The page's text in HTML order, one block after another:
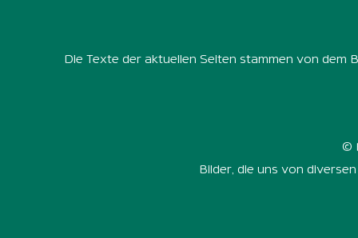
Die Texte der aktuellen Seiten stammen von dem
©
Bilder, die uns von